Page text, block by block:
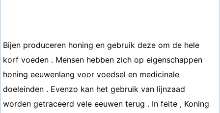
Bijen produceren honing en gebruik deze om de hele
korf voeden . Mensen hebben zich op eigenschappen
honing eeuwenlang voor voedsel en medicinale
doeleinden . Evenzo kan het gebruik van lijnzaad
worden getraceerd vele eeuwen terug . In feite , Koning